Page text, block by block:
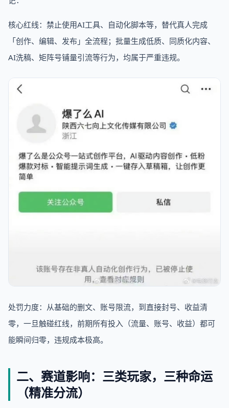
核心红线：禁止使用AI工具、自动化脚本等，替代真人完成
「创作、编辑、发布」全流程；批量生成低质、同质化内容、
AI洗稿、矩阵号铺量引流等行为，均属于严重违规。
处罚力度：从基础的删文、账号限流，到直接封号、收益清
零，一旦触碰红线，前期所有投入（流量、账号、收益）都可
能瞬间归零，违规成本极高。
二、赛道影响：三类玩家，三种命运
（精准分流）